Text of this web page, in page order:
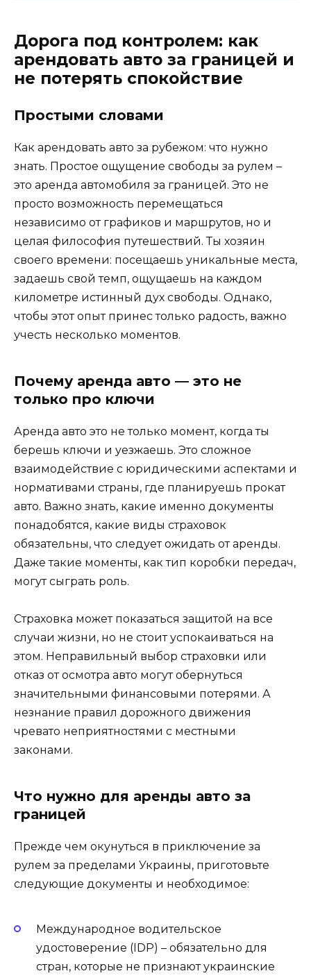
Дорога под контролем: как
арендовать авто за границей и
не потерять спокойствие
Простыми словами
Как арендовать авто за рубежом: что нужно
знать. Простое ощущение свободы за рулем –
это аренда автомобиля за границей. Это не
просто возможность перемещаться
независимо от графиков и маршрутов, но и
целая философия путешествий. Ты хозяин
своего времени: посещаешь уникальные места,
задаешь свой темп, ощущаешь на каждом
километре истинный дух свободы. Однако,
чтобы этот опыт принес только радость, важно
учесть несколько моментов.
Почему аренда авто — это не
только про ключи
Аренда авто это не только момент, когда ты
берешь ключи и уезжаешь. Это сложное
взаимодействие с юридическими аспектами и
нормативами страны, где планируешь прокат
авто. Важно знать, какие именно документы
понадобятся, какие виды страховок
обязательны, что следует ожидать от аренды.
Даже такие моменты, как тип коробки передач,
могут сыграть роль.
Страховка может показаться защитой на все
случаи жизни, но не стоит успокаиваться на
этом. Неправильный выбор страховки или
отказ от осмотра авто могут обернуться
значительными финансовыми потерями. А
незнание правил дорожного движения
чревато неприятностями с местными
законами.
Что нужно для аренды авто за
границей
Прежде чем окунуться в приключение за
рулем за пределами Украины, приготовьте
следующие документы и необходимое:
Международное водительское
удостоверение (IDP) – обязательно для
стран, которые не признают украинские